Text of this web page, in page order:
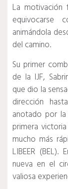
La
equivocarse
animándola
del camino.
Su primer
de la IJF,
que dio la
dirección
anotado por
primera
mucho más
LIBEER (BEL).
nueva en el
valiosa